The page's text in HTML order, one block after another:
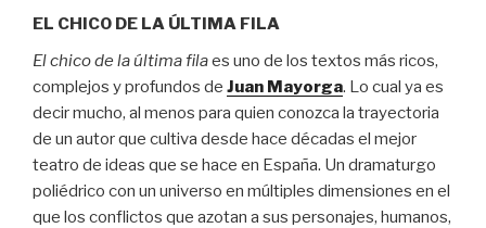
EL CHICO DE LA ÚLTIMA FILA
El chico de la última filaes uno de los textos más ricos,
complejos y profundos de Juan Mayorga. Lo cual ya es
decir mucho, al menos para quien conozca la trayectoria
de un autor que cultiva desde hace décadas el mejor
teatro de ideas que se hace en España. Un dramaturgo
poliédrico con un universo en múltiples dimensiones en el
que los conflictos que azotan a sus personajes, humanos,